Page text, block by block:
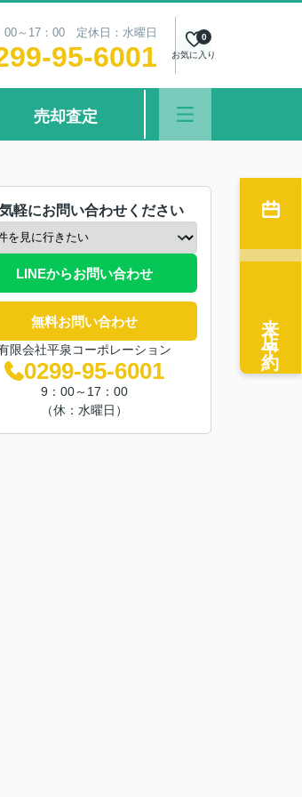
00～17：00 定休日：水曜日
95-6001 お気に入り
0
売却査定
軽にお問い合わせください
LINEからお問い合わせ
無料お問い合わせ
限会社平泉コーポレーション
0299-95-6001
9：00～17：00
（休：水曜日）
来店予約